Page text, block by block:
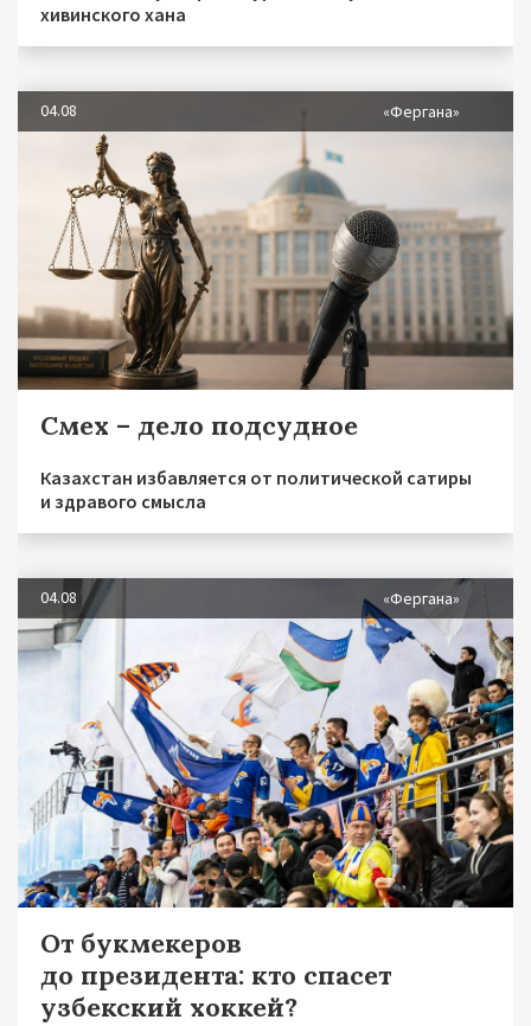
хивинского хана
04.08 «Фергана»
Смех – дело подсудное
Казахстан избавляется от политической сатиры
и здравого смысла
04.08 «Фергана»
От букмекеров
до президента: кто спасет
узбекский хоккей?